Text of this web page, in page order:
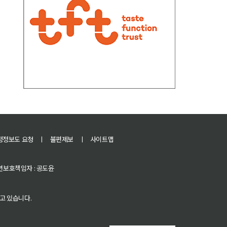
보도 요청 ㅣ 불편제보 ㅣ 사이트맵
보호책임자 : 공도윤
있습니다.